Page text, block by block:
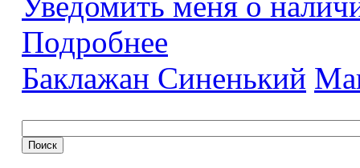
Подробнее
Баклажан Синенький